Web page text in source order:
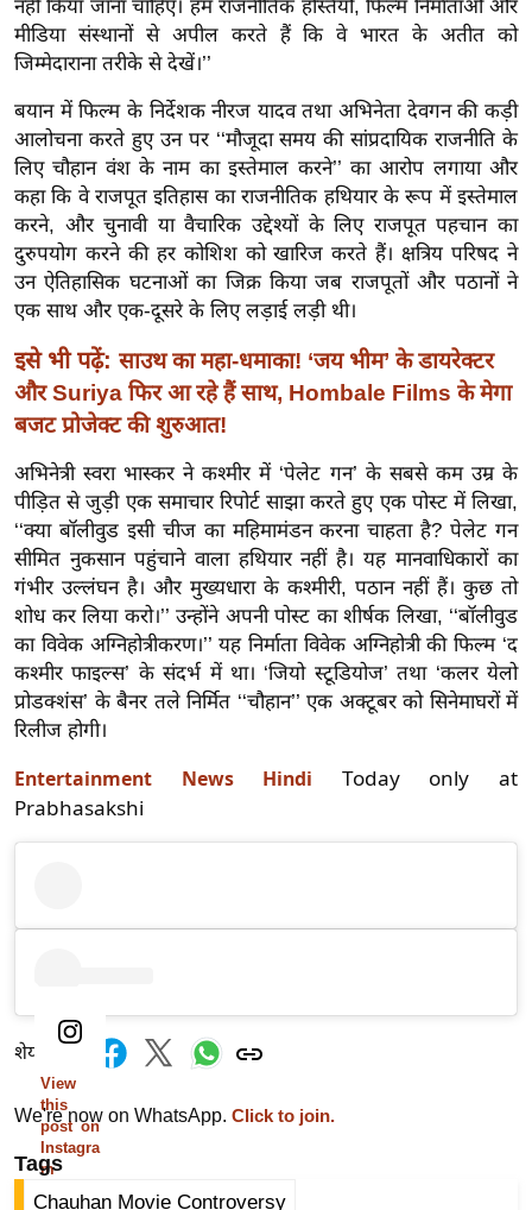
ग
त
ऑ
टो
व
र्ल्ड
न्यू
ज
ब्री
फ
नो
रं
ज
न
ज
ग
त
बॉ
ली
वु
ड
हॉ
ली
वु
ड
फि
मी
k
i
n
नहीं किया जाना चाहिए। हम राजनीतिक हस्तियों, फिल्म निर्माताओं और
मीडिया संस्थानों से अपील करते हैं कि वे भारत के अतीत को
जिम्मेदाराना तरीके से देखें।’’
बयान में फिल्म के निर्देशक नीरज यादव तथा अभिनेता देवगन की कड़ी
आलोचना करते हुए उन पर ‘‘मौजूदा समय की सांप्रदायिक राजनीति के
लिए चौहान वंश के नाम का इस्तेमाल करने’’ का आरोप लगाया और
कहा कि वे राजपूत इतिहास का राजनीतिक हथियार के रूप में इस्तेमाल
करने, और चुनावी या वैचारिक उद्देश्यों के लिए राजपूत पहचान का
दुरुपयोग करने की हर कोशिश को खारिज करते हैं। क्षत्रिय परिषद ने
उन ऐतिहासिक घटनाओं का जिक्र किया जब राजपूतों और पठानों ने
एक साथ और एक-दूसरे के लिए लड़ाई लड़ी थी।
इसे भी पढ़ें: साउथ का महा-धमाका! ‘जय भीम’ के डायरेक्टर
और Suriya फिर आ रहे हैं साथ, Hombale Films के मेगा
बजट प्रोजेक्ट की शुरुआत!
अभिनेत्री स्वरा भास्कर ने कश्मीर में ‘पेलेट गन’ के सबसे कम उम्र के
पीड़ित से जुड़ी एक समाचार रिपोर्ट साझा करते हुए एक पोस्ट में लिखा,
‘‘क्या बॉलीवुड इसी चीज का महिमामंडन करना चाहता है? पेलेट गन
सीमित नुकसान पहुंचाने वाला हथियार नहीं है। यह मानवाधिकारों का
गंभीर उल्लंघन है। और मुख्यधारा के कश्मीरी, पठान नहीं हैं। कुछ तो
शोध कर लिया करो।’’ उन्होंने अपनी पोस्ट का शीर्षक लिखा, ‘‘बॉलीवुड
का विवेक अग्निहोत्रीकरण।’’ यह निर्माता विवेक अग्निहोत्री की फिल्म ‘द
कश्मीर फाइल्स’ के संदर्भ में था। ‘जियो स्टूडियोज’ तथा ‘कलर येलो
प्रोडक्शंस’ के बैनर तले निर्मित ‘‘चौहान’’ एक अक्टूबर को सिनेमाघरों में
रिलीज होगी।
Entertainment News Hindi Today only at
Prabhasakshi
View
this
post on
Instagra
m
शेयर करें
We're now on WhatsApp. Click to join.
Tags
Chauhan Movie Controversy